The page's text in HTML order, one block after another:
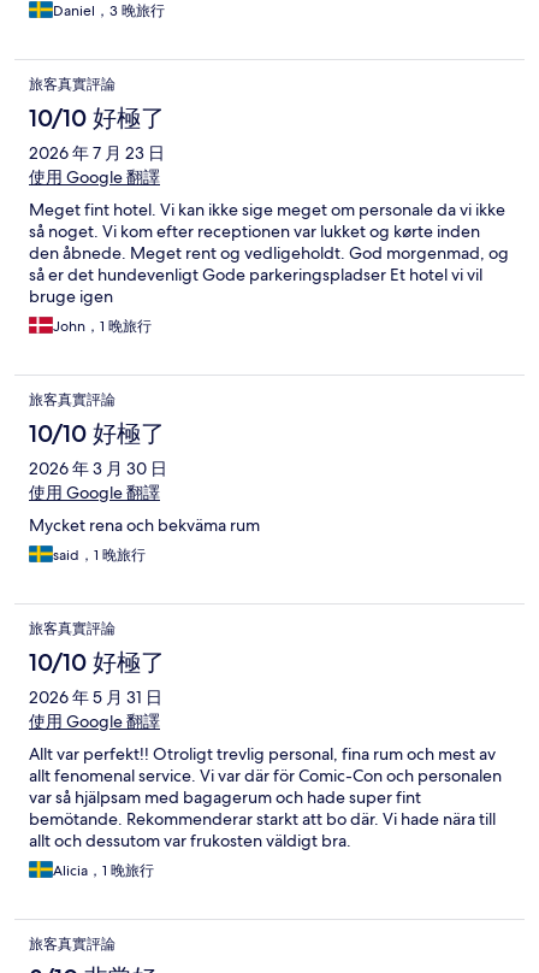
Daniel，3 晚旅行
旅客真實評論
10/10 好極了
2026 年 7 月 23 日
使用 Google 翻譯
Meget fint hotel. Vi kan ikke sige meget om personale da vi ikke
så noget. Vi kom efter receptionen var lukket og kørte inden
den åbnede. Meget rent og vedligeholdt. God morgenmad, og
så er det hundevenligt Gode parkeringspladser Et hotel vi vil
bruge igen
John，1 晚旅行
旅客真實評論
10/10 好極了
2026 年 3 月 30 日
使用 Google 翻譯
Mycket rena och bekväma rum
said，1 晚旅行
旅客真實評論
10/10 好極了
2026 年 5 月 31 日
使用 Google 翻譯
Allt var perfekt!! Otroligt trevlig personal, fina rum och mest av
allt fenomenal service. Vi var där för Comic-Con och personalen
var så hjälpsam med bagagerum och hade super fint
bemötande. Rekommenderar starkt att bo där. Vi hade nära till
allt och dessutom var frukosten väldigt bra.
Alicia，1 晚旅行
旅客真實評論